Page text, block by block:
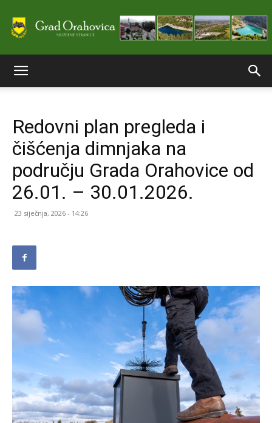
stranice
Grada
Redovni plan pregleda i
čišćenja dimnjaka na
području Grada Orahovice od
26.01. – 30.01.2026.
23 siječnja, 2026 - 14:26